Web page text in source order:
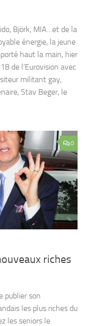
Björk, MIA…et de la
énergie, la jeune
haut la main, hier
de l’Eurovision avec
militant gay,
Stav Beger, le
0
riches
publier son
les plus riches du
les seniors le